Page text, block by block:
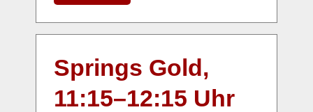
Springs Gold,
11:15–12:15 Uhr